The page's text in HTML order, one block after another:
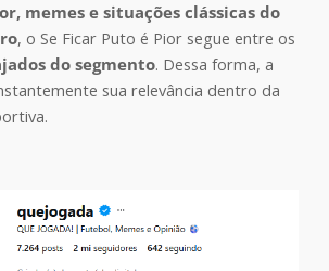
memes e situações clássicas do
, o Se Ficar Puto é Pior segue entre os
do segmento. Dessa forma, a
sua relevância dentro da